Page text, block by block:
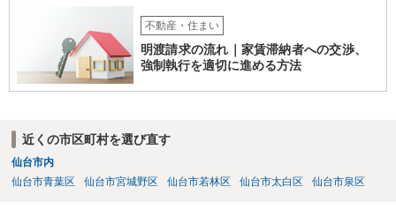
側（あなた側）から同意を取り付けようとしているものと思われま
す。 （建物賃貸借契約の更新等） 第二十六条 建物の賃貸借について
期間の定めがある場合において、当事者が期間の満了の一年前から六
月前までの間に相手方に対して更新をしない旨の通知又は条件を変更
しなければ更新をしない旨の通知をしなかったときは、従前の契約と
賃貸借の期間が満了した後建物の賃借人が使用を継続する場合におい
て、建物の賃貸人が遅滞なく異議を述べなかったときも、同項と同様
とする。 （建物賃貸借契約の更新拒絶等の要件） 第二十八条 建物の
不動産・住まい
明渡請求の流れ｜家賃滞納者への交渉、
強制執行を適切に進める方法
近くの市区町村を選び直す
仙台市内
仙台市青葉区
仙台市宮城野区 仙台市若林区 仙台市太白区 仙台市泉区